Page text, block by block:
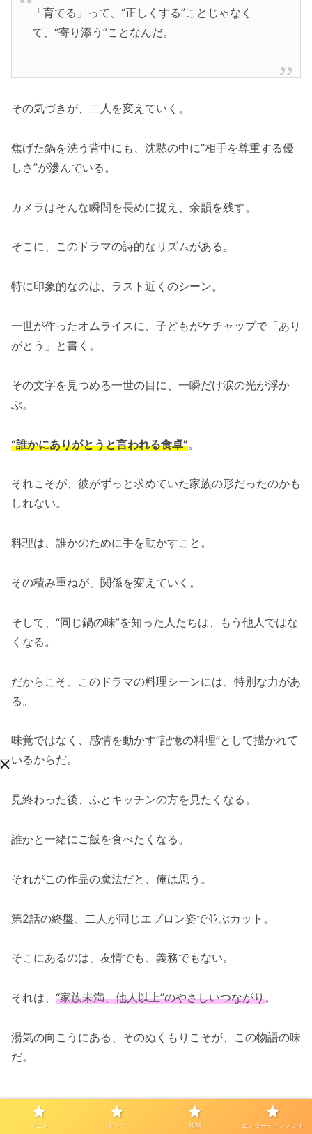
「育てる」って、“正しくする”ことじゃなく
て、“寄り添う”ことなんだ。
その気づきが、二人を変えていく。
焦げた鍋を洗う背中にも、沈黙の中に“相手を尊重する優
しさ”が滲んでいる。
カメラはそんな瞬間を長めに捉え、余韻を残す。
そこに、このドラマの詩的なリズムがある。
特に印象的なのは、ラスト近くのシーン。
一世が作ったオムライスに、子どもがケチャップで「あり
がとう」と書く。
その文字を見つめる一世の目に、一瞬だけ涙の光が浮か
ぶ。
“誰かにありがとうと言われる食卓”。
それこそが、彼がずっと求めていた家族の形だったのかも
しれない。
料理は、誰かのために手を動かすこと。
その積み重ねが、関係を変えていく。
そして、“同じ鍋の味”を知った人たちは、もう他人ではな
くなる。
だからこそ、このドラマの料理シーンには、特別な力があ
る。
味覚ではなく、感情を動かす“記憶の料理”として描かれて
いるからだ。
見終わった後、ふとキッチンの方を見たくなる。
誰かと一緒にご飯を食べたくなる。
それがこの作品の魔法だと、俺は思う。
第2話の終盤、二人が同じエプロン姿で並ぶカット。
そこにあるのは、友情でも、義務でもない。
それは、 “家族未満、他人以上”のやさしいつながり。
湯気の向こうにある、そのぬくもりこそが、この物語の味
だ。
アニメ ドラマ 映画 エンターテインメント